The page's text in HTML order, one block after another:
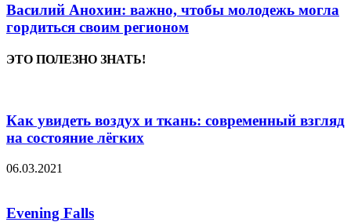
Василий Анохин: важно, чтобы молодежь могла
гордиться своим регионом
ЭТО ПОЛЕЗНО ЗНАТЬ!
Как увидеть воздух и ткань: современный взгляд
на состояние лёгких
06.03.2021
Evening Falls